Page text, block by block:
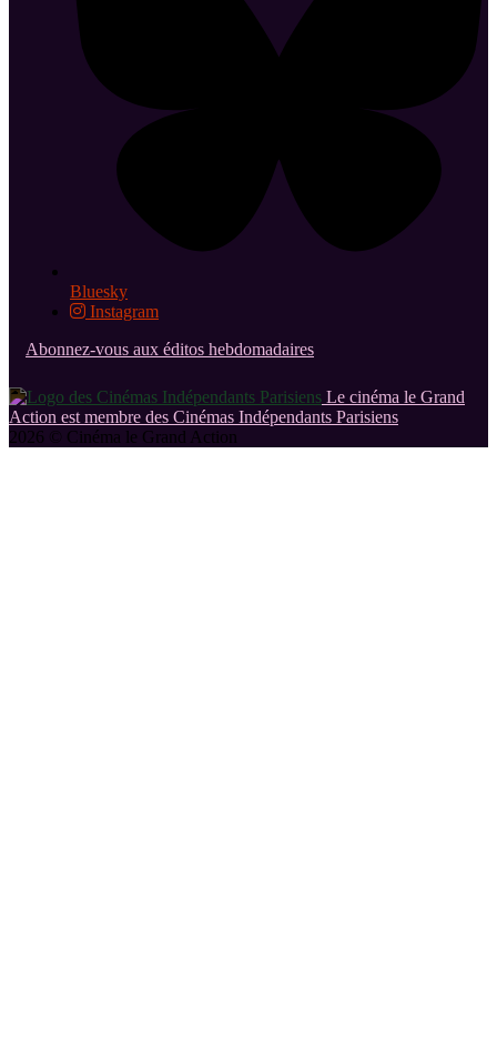
Bluesky
Instagram
Abonnez-vous aux éditos hebdomadaires
Le cinéma le Grand
Action est membre des Cinémas Indépendants Parisiens
2026 © Cinéma le Grand Action